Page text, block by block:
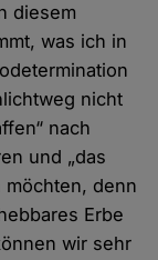
diesem
was ich in
nicht
nach
und „das
möchten, denn
Erbe
wir sehr